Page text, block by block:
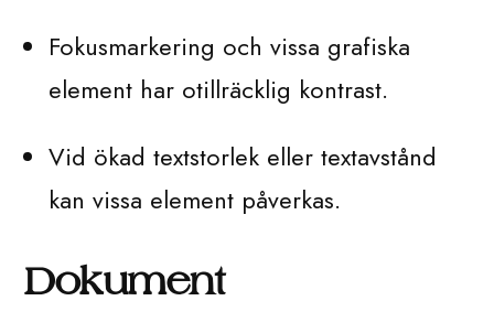
Fokusmarkering och vissa grafiska
element har otillräcklig kontrast.
Vid ökad textstorlek eller textavstånd
kan vissa element påverkas.
Dokument